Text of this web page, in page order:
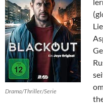
Drama/Thriller/Serie